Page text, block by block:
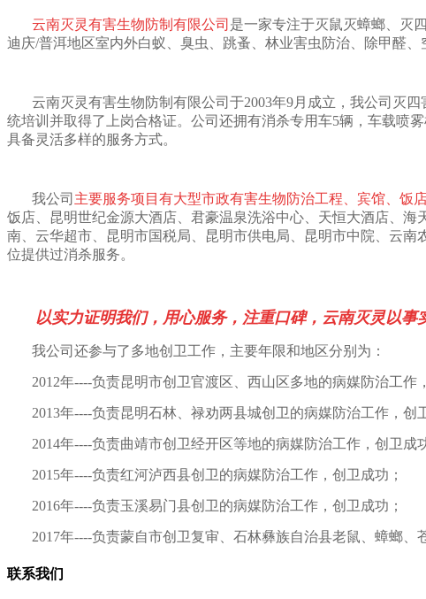
云南灭灵有害生物防制有限公司 是一家专注于灭鼠灭蟑螂、灭
迪庆/普洱地区室内外白蚁、臭虫、跳蚤、林业害虫防治、除甲醛
云南灭灵有害生物防制有限公司于2003年9月成立，我公司灭
统培训并取得了上岗合格证。公司还拥有消杀专用车5辆，车载喷
具备灵活多样的服务方式。
我公司 主要服务项目有大型市政有害生物防治工程、宾馆、饭
饭店、昆明世纪金源大酒店、君豪温泉洗浴中心、天恒大酒店、
南、云华超市、昆明市国税局、昆明市供电局、昆明市中院、云
位提供过消杀服务。
以实力证明我们，用心服务，注重口碑，云南灭灵以事
我公司还参与了多地创卫工作，主要年限和地区分别为：
2012年----负责昆明市创卫官渡区、西山区多地的病媒防治工作
2013年----负责昆明石林、禄劝两县城创卫的病媒防治工作，创
2014年----负责曲靖市创卫经开区等地的病媒防治工作，创卫成
2015年----负责红河泸西县创卫的病媒防治工作，创卫成功；
2016年----负责玉溪易门县创卫的病媒防治工作，创卫成功；
2017年----负责蒙自市创卫复审、石林彝族自治县老鼠、蟑螂
联系我们